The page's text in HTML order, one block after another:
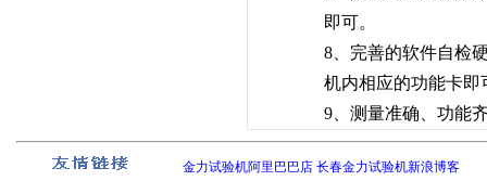
即可。
8、完善的软件自检
机内相应的功能卡即
9、测量准确、功能
金力试验机阿里巴巴店 长春金力试验机新浪博客